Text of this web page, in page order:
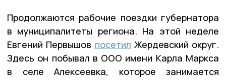
Продолжаются рабочие поездки губернатора
в муниципалитеты региона. На этой неделе
Евгений Первышов посетил Жердевский округ.
Здесь он побывал в ООО имени Карла Маркса
в селе Алексеевка, которое занимается